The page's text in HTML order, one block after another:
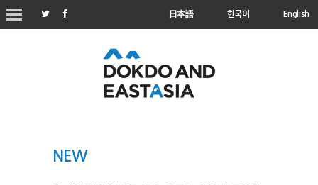
English
한국어
日本語
NEW